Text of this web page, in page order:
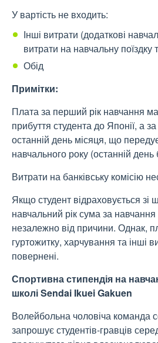
У вартість не входить:
Інші витрати (додаткові
витрати на навчальну поїздку
Обід
Примітки:
Плата за перший рік навчання
прибуття студента до Японії, а
останній день місяця, що
навчального року (останній день
Витрати на банківську комісію
Якщо студент відраховується зі
навчальний рік сума за
незалежно від причини. Однак,
гуртожитку, харчування та інші
повернені.
Спортивна стипендія на
школі Sendai Ikuei Gakuen
Волейбольна чоловіча команда
запрошує студентів-гравців